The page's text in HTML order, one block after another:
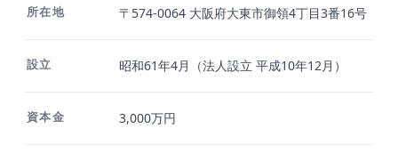
所在地 〒574-0064 大阪府大東市御領4丁目3番16号
設立 昭和61年4月（法人設立 平成10年12月）
資本金 3,000万円